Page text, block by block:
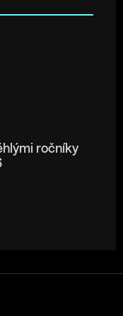
ročníky